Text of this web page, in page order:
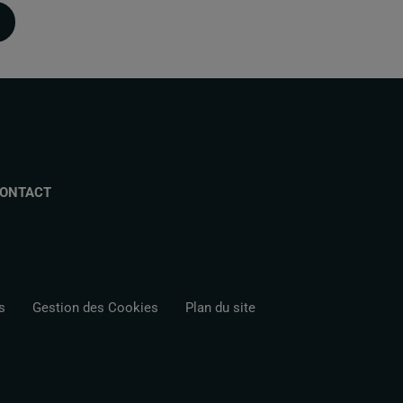
Gestion des Cookies Plan du site